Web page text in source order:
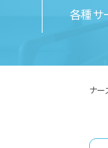
各種サ
ナー